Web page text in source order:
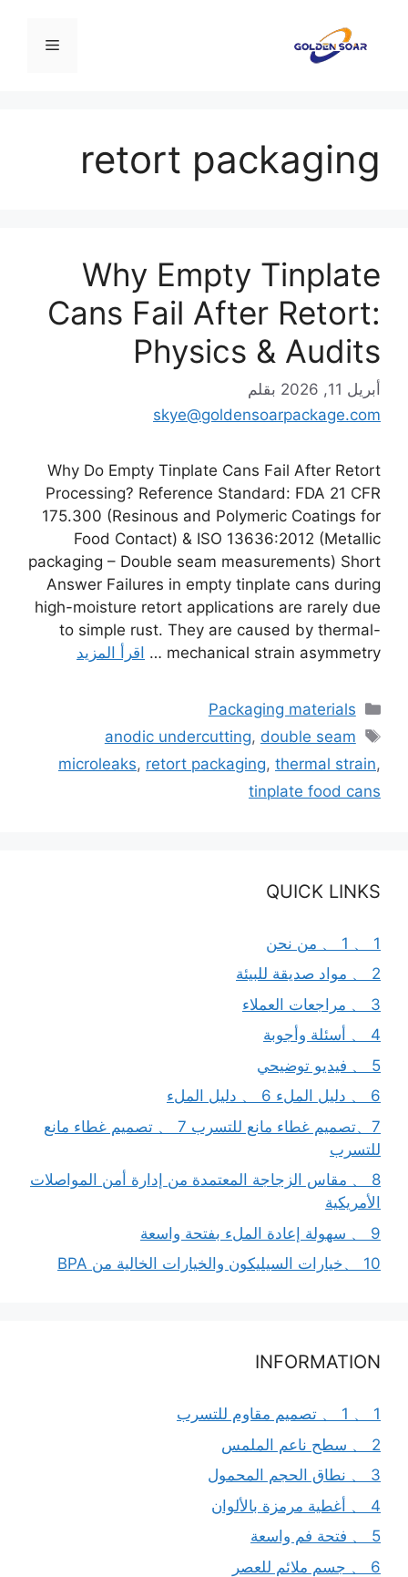
المحتوى
القائمة
retort packaging
Why Empty Tinplate
Cans Fail After Retort:
Physics & Audits
أبريل 11, 2026
بقلم
skye@goldensoarpackage.com
Why Do Empty Tinplate Cans Fail After Retort
Processing? Reference Standard: FDA 21 CFR
175.300 (Resinous and Polymeric Coatings for
Food Contact) & ISO 13636:2012 (Metallic
packaging – Double seam measurements) Short
Answer Failures in empty tinplate cans during
high-moisture retort applications are rarely due
to simple rust. They are caused by thermal-
mechanical strain asymmetry …
اقرأ المزيد
التصنيفات
Packaging materials
الوسوم
anodic undercutting, double seam
microleaks, retort packaging, thermal strain,
tinplate food cans
QUICK LINKS
1 、 1 、 من نحن
2 、 مواد صديقة للبيئة
3 、 مراجعات العملاء
4 、 أسئلة وأجوبة
5 、 فيديو توضيحي
6 、 دليل الملء 6 、 دليل الملء
7、تصميم غطاء مانع للتسرب 7 、 تصميم غطاء مانع
للتسرب
8 、 مقاس الزجاجة المعتمدة من إدارة أمن المواصلات
الأمريكية
9 、 سهولة إعادة الملء بفتحة واسعة
10 、خيارات السيليكون والخيارات الخالية من BPA
INFORMATION
1 、 1 、 تصميم مقاوم للتسرب
2 、 سطح ناعم الملمس
3 、 نطاق الحجم المحمول
4 、 أغطية مرمزة بالألوان
5 、 فتحة فم واسعة
6 、 جسم ملائم للعصر